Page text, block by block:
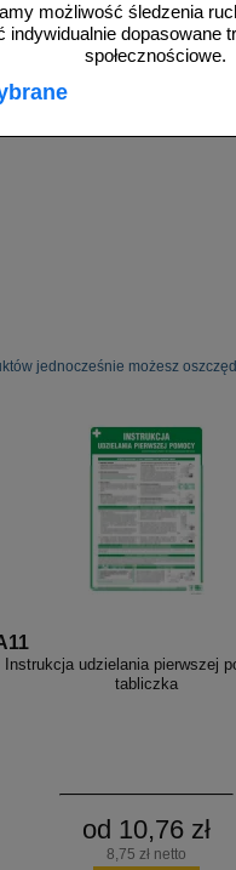
możliwość śledzenia
dopasowane
społecznościowe.
jednocześnie możesz
Instrukcja udzielania pierwszej
tabliczka
od 10,76 zł
8,75 zł netto